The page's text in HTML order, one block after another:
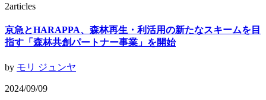
2articles
京急とHARAPPA、森林再生・利活用の新たなスキームを目
指す「森林共創パートナー事業」を開始
by モリ ジュンヤ
2024/09/09